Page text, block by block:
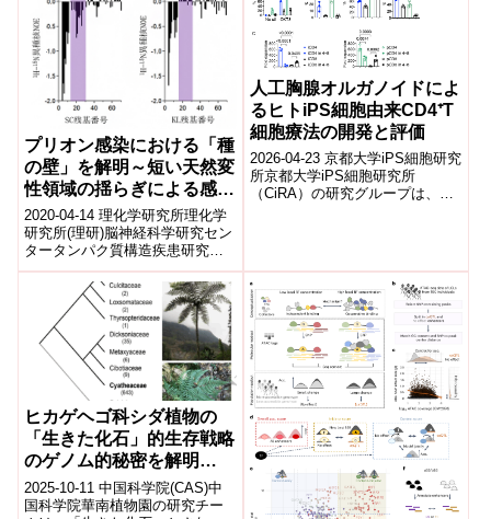
プリオン感染における「種
の壁」を解明～短い天然変
性領域の揺らぎによる感染
制御機構が明らかに～
2020-04-14 理化学研究所理化学
研究所(理研)脳神経科学研究セン
タータンパク質構造疾患研究チ
ームの田中元雅チームリーダ
ー、志田俊信研修生・大学院生
リサー...
人工胸腺オルガノイドによ
るヒトiPS細胞由来CD4⁺T
細胞療法の開発と評価
2026-04-23 京都大学iPS細胞研究
所京都大学iPS細胞研究所
（CiRA）の研究グループは、人
ヒカゲヘゴ科シダ植物の
「生きた化石」的生存戦略
のゲノム的秘密を解明
(Researchers Uncover
Genomic Secrets Behind
2025-10-11 中国科学院(CAS)中
国科学院華南植物園の研究チー